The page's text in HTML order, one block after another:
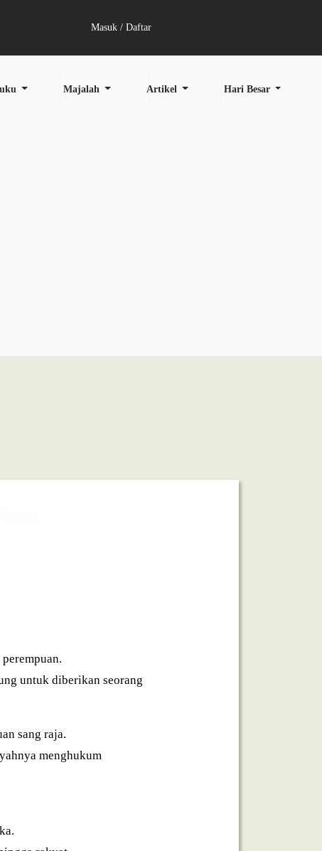
Masuk / Daftar
Majalah Artikel Hari Besar
untuk diberikan seorang
sang raja.
menghukum